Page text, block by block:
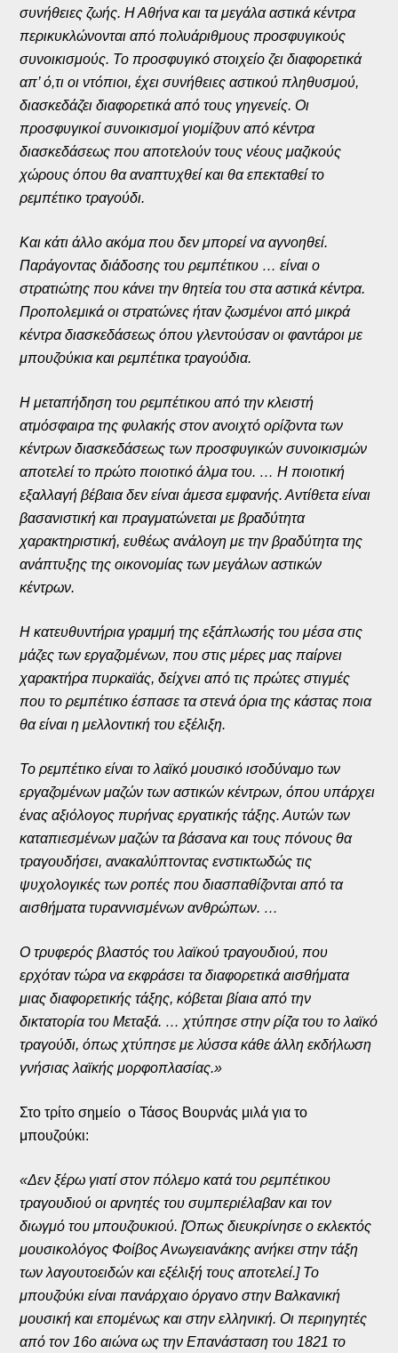
συνήθειες ζωής. Η Αθήνα και τα μεγάλα αστικά κέντρα
περικυκλώνονται από πολυάριθμους προσφυγικούς
συνοικισμούς. Το προσφυγικό στοιχείο ζει διαφορετικά
απ’ ό,τι οι ντόπιοι, έχει συνήθειες αστικού πληθυσμού,
διασκεδάζει διαφορετικά από τους γηγενείς. Οι
προσφυγικοί συνοικισμοί γιομίζουν από κέντρα
διασκεδάσεως που αποτελούν τους νέους μαζικούς
χώρους όπου θα αναπτυχθεί και θα επεκταθεί το
ρεμπέτικο τραγούδι.
Και κάτι άλλο ακόμα που δεν μπορεί να αγνοηθεί.
Παράγοντας διάδοσης του ρεμπέτικου … είναι ο
στρατιώτης που κάνει την θητεία του στα αστικά κέντρα.
Προπολεμικά οι στρατώνες ήταν ζωσμένοι από μικρά
κέντρα διασκεδάσεως όπου γλεντούσαν οι φαντάροι με
μπουζούκια και ρεμπέτικα τραγούδια.
Η μεταπήδηση του ρεμπέτικου από την κλειστή
ατμόσφαιρα της φυλακής στον ανοιχτό ορίζοντα των
κέντρων διασκεδάσεως των προσφυγικών συνοικισμών
αποτελεί το πρώτο ποιοτικό άλμα του. … Η ποιοτική
εξαλλαγή βέβαια δεν είναι άμεσα εμφανής. Αντίθετα είναι
βασανιστική και πραγματώνεται με βραδύτητα
χαρακτηριστική, ευθέως ανάλογη με την βραδύτητα της
ανάπτυξης της οικονομίας των μεγάλων αστικών
κέντρων.
Η κατευθυντήρια γραμμή της εξάπλωσής του μέσα στις
μάζες των εργαζομένων, που στις μέρες μας παίρνει
χαρακτήρα πυρκαϊάς, δείχνει από τις πρώτες στιγμές
που το ρεμπέτικο έσπασε τα στενά όρια της κάστας ποια
θα είναι η μελλοντική του εξέλιξη.
Το ρεμπέτικο είναι το λαϊκό μουσικό ισοδύναμο των
εργαζομένων μαζών των αστικών κέντρων, όπου υπάρχει
ένας αξιόλογος πυρήνας εργατικής τάξης. Αυτών των
καταπιεσμένων μαζών τα βάσανα και τους πόνους θα
τραγουδήσει, ανακαλύπτοντας ενστικτωδώς τις
ψυχολογικές των ροπές που διασπαθίζονται από τα
αισθήματα τυραννισμένων ανθρώπων. …
Ο τρυφερός βλαστός του λαϊκού τραγουδιού, που
ερχόταν τώρα να εκφράσει τα διαφορετικά αισθήματα
μιας διαφορετικής τάξης, κόβεται βίαια από την
δικτατορία του Μεταξά. … χτύπησε στην ρίζα του το λαϊκό
τραγούδι, όπως χτύπησε με λύσσα κάθε άλλη εκδήλωση
γνήσιας λαϊκής μορφοπλασίας.»
Στο τρίτο σημείο ο Τάσος Βουρνάς μιλά για το
μπουζούκι:
«Δεν ξέρω γιατί στον πόλεμο κατά του ρεμπέτικου
τραγουδιού οι αρνητές του συμπεριέλαβαν και τον
διωγμό του μπουζουκιού. [Όπως διευκρίνησε ο εκλεκτός
μουσικολόγος Φοίβος Ανωγειανάκης ανήκει στην τάξη
των λαγουτοειδών και εξέλιξή τους αποτελεί.] Το
μπουζούκι είναι πανάρχαιο όργανο στην Βαλκανική
μουσική και επομένως και στην ελληνική. Οι περιηγητές
από τον 16ο αιώνα ως την Επανάσταση του 1821 το